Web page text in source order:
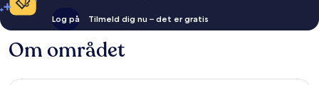
Log på Tilmeld dig nu – det er gratis
Om området